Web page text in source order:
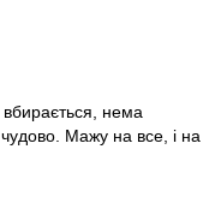
нема
Мажу на все, і на